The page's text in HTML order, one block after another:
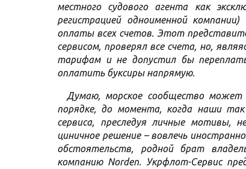
местного судового агента как
регистрацией одноименной
оплаты всех счетов. Этот
сервисом, проверял все счета, но,
тарифам и не допустил бы
оплатить буксиры напрямую.
Думаю, морское сообщество может
порядке, до момента, когда наши
сервиса, преследуя личные мотивы,
циничное решение – вовлечь
обстоятельств, родной брат
компанию Norden. Укрфлот-Сервис